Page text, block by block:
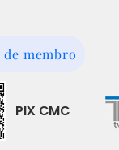
membro
PIX CMC